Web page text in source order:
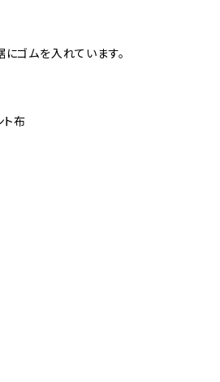
ゴムを入れています。
ト布